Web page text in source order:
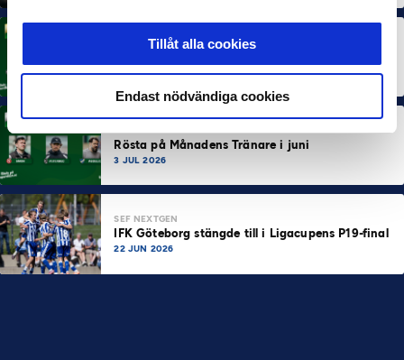
Tillåt alla cookies
Endast nödvändiga cookies
MÅNADENS SPELARE
3 JUL 2026
MÅNADENS TRÄNARE
Rösta på Månadens Tränare i juni
3 JUL 2026
SEF NEXTGEN
IFK Göteborg stängde till i Ligacupens P19-final
22 JUN 2026